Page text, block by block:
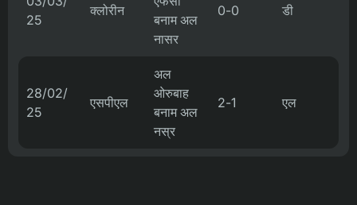
25
क्लोरीन
बनाम अल
नासर
0-0 डी
28/02/
25
एसपीएल
अल
ओरुबाह
बनाम अल
नस्र
2-1 एल